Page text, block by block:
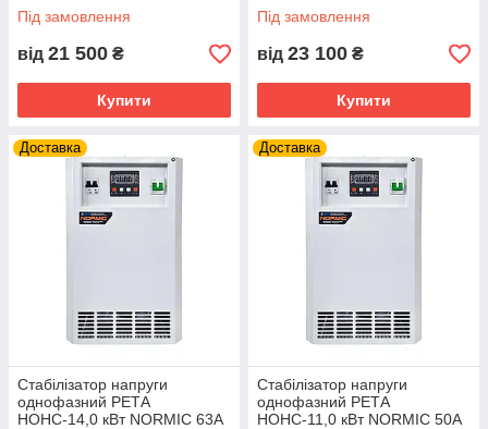
Під замовлення
від 21 500 ₴
Купити
Під замовлення
від 23 100 ₴
Купити
Доставка
Стабілізатор напруги
однофазний РЕТА
НОНС-14,0 кВт NORMIC 63А
Доставка
Стабілізатор напруги
однофазний РЕТА
НОНС-11,0 кВт NORMIC 50А